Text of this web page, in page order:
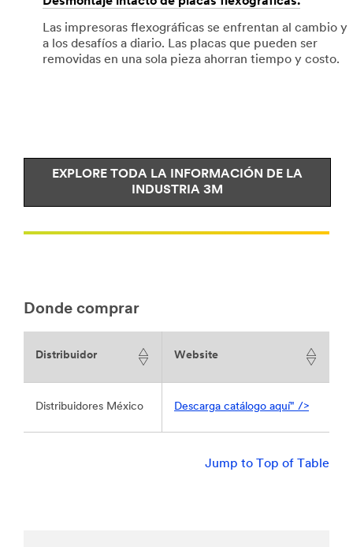
Las impresoras flexográficas se enfrentan al cambio y
a los desafíos a diario. Las placas que pueden ser
removidas en una sola pieza ahorran tiempo y costo.
EXPLORE TODA LA INFORMACIÓN DE LA
INDUSTRIA 3M
Donde comprar
Distribuidor Website
Distribuidores México Descarga catálogo aquí" />
Jump to Top of Table